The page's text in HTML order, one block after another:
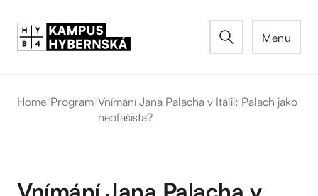
Menu
Home/Program/Vnímání Jana Palacha v Itálii: Palach jako
neofašista?